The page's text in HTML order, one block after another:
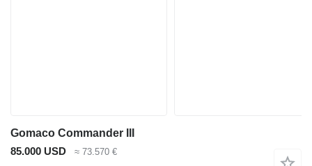
Gomaco Commander III
85.000 USD
≈ 73.570 €